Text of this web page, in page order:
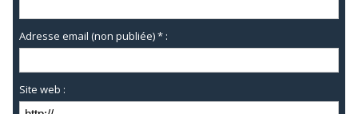
Adresse email (non publiée) * :
Site web :